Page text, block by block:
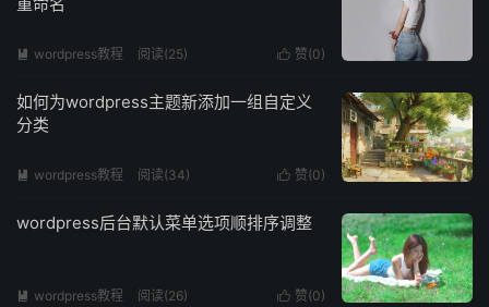
 赞(0)
 wordpress教程 阅读(25)
如何为wordpress主题新添加一组自定义
分类
 赞(0)
 wordpress教程 阅读(34)
wordpress后台默认菜单选项顺排序调整
 赞(0)
 wordpress教程 阅读(26)